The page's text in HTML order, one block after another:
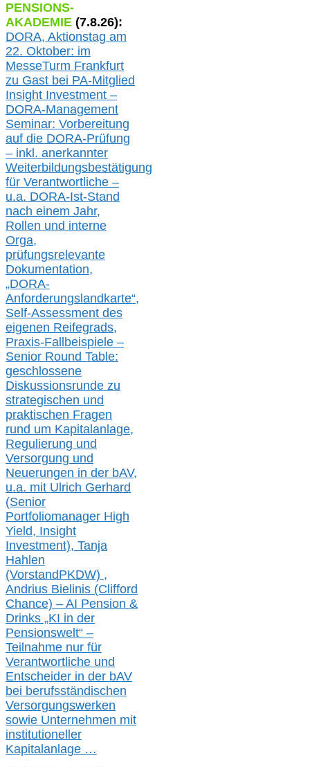
PENSIONS-
AKADEMIE (7.8.26):
DORA, Aktionstag am
22. Oktober: im
MesseTurm Frankfurt
zu Gast bei PA-Mitglied
Insight Investment –
DORA-Management
Seminar: Vorbereitung
auf die DORA-Prüfung
– inkl. anerkannter
Weiterbildungsbestätigung
für Verantwortliche –
u.a. DORA-Ist-Stand
nach einem Jahr,
Rollen und interne
Orga,
prüfungsrelevante
Dokumentation,
„DORA-
Anforderungslandkarte“,
Self-Assessment des
eigenen Reifegrads,
Praxis-Fallbeispiele –
Senior Round Table:
geschlossene
Diskussionsrunde zu
strategischen und
praktischen Fragen
rund um Kapitalanlage,
Regulierung und
Versorgung und
Neuerungen in der bAV,
u.a. mit Ulrich Gerhard
(Senior
Portfoliomanager High
Yield, Insight
Investment), Tanja
Hahlen
(VorstandPKDW) ,
Andrius Bielinis (Clifford
Chance) – AI Pension &
Drinks „KI in der
Pensionswelt“ –
Teilnahme nur für
Verantwortliche und
Entscheider in der bAV
bei berufsständischen
Versorgungswerken
sowie Unternehmen mit
institutioneller
Kapitalanlage …